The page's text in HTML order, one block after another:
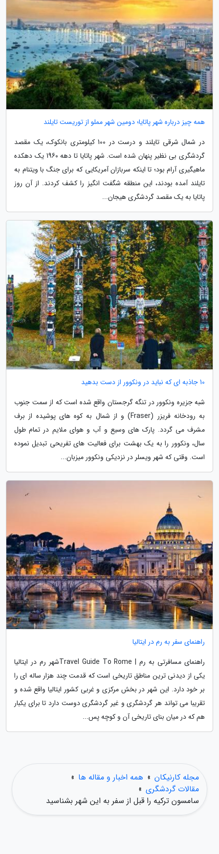
همه چیز درباره شهر پاتایا؛ دومین شهر مملو از توریست تایلند
در شمال شرقی تایلند و درست در 100 کیلومتری بانکوک، یک مقصد
گردشگری بی نظیر پنهان شده است. شهر پاتایا تا دهه 1960 یک دهکده
ماهیگیری آرام بود؛ تا اینکه سربازان آمریکایی که برای جنگ با ویتنام به
تایلند آمده بودند، این منطقه شگفت انگیز را کشف کردند. از آن روز
پاتایا به یک مقصد گردشگری هیجان...
10 جاذبه ای که نباید در ونکوور از دست بدهید
شبه جزیره ونکوور در تنگه گرجستان واقع شده است که از سمت جنوب
به رودخانه فریزر (Fraser) و از شمال به کوه های پوشیده از برف
مشرف می گردد. پارک های وسیع و آب و هوای ملایم در تمام طول
سال، ونکوور را به یک بهشت برای فعالیت های تفریحی تبدیل نموده
است. وقتی که شهر ویسلر در نزدیکی ونکوور میزبان...
راهنمای سفر به رم در ایتالیا
راهنمای مسافرتی به رم | Travel Guide To Romeشهر رم در ایتالیا
یکی از دیدنی ترین مناطق تاریخی است که قدمت چند هزار ساله ای را
بر خود دارد. این شهر در بخش مرکزی و غربی کشور ایتالیا واقع شده و
تقریبا می تواند هر گردشگری و غیر گردشگری دوست دارد تا برای یکبار
هم که در میان بنای تاریخی آن و کوچه پس...
مجله کارنیکان » همه اخبار و مقاله ها »
مقالات گردشگری »
سامسون ترکیه را قبل از سفر به این شهر بشناسید